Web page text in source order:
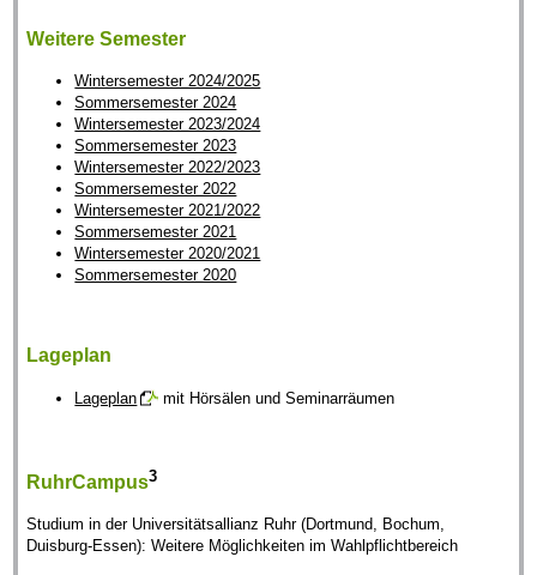
Weitere Semester
Wintersemester 2024/2025
Sommersemester 2024
Wintersemester 2023/2024
Sommersemester 2023
Wintersemester 2022/2023
Sommersemester 2022
Wintersemester 2021/2022
Sommersemester 2021
Wintersemester 2020/2021
Sommersemester 2020
Lageplan
Lageplan mit Hörsälen und Seminarräumen
RuhrCampus3
Studium in der Universitätsallianz Ruhr (Dortmund, Bochum,
Duisburg-Essen): Weitere Möglichkeiten im Wahlpflichtbereich